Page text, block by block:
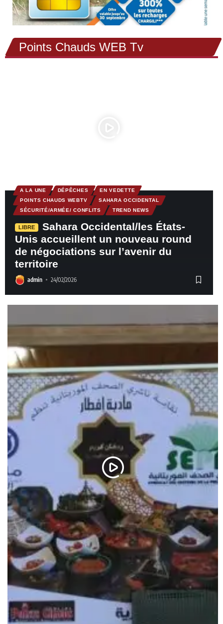
Points Chauds WEB Tv
A LA UNE DÉPÊCHES
EN VEDETTE
POINTS CHAUDS WEBTV
SAHARA OCCIDENTAL
SÉCURITÉ/ARMÉE/ CONFLITS
TREND NEWS
LIBRE
Sahara Occidental/les États-
Unis accueillent un nouveau round
de négociations sur l’avenir du
territoire
admin 24/02/2026